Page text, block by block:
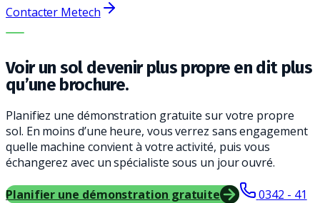
Contacter Metech
LA BONNE MACHINE. LE MEILLEUR SERVICE.
Voir un sol devenir plus propre en dit plus
qu’une brochure.
Planifiez une démonstration gratuite sur votre propre
sol. En moins d’une heure, vous verrez sans engagement
quelle machine convient à votre activité, puis vous
échangerez avec un spécialiste sous un jour ouvré.
Planifier une démonstration gratuite
0342 - 41